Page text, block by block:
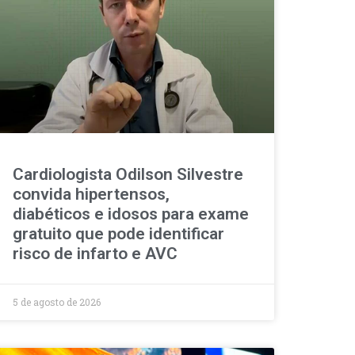
Cardiologista Odilson Silvestre
convida hipertensos,
diabéticos e idosos para exame
gratuito que pode identificar
risco de infarto e AVC
5 de agosto de 2026